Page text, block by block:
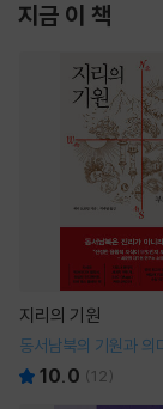
지금 이 책
지리의 기원
동서남북의 기원과 의
10.0 (12)